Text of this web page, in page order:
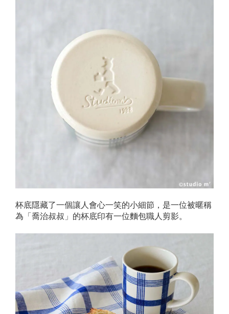
杯底隱藏了一個讓人會心一笑的小細節，是一位被暱稱
為「喬治叔叔」的杯底印有一位麵包職人剪影。